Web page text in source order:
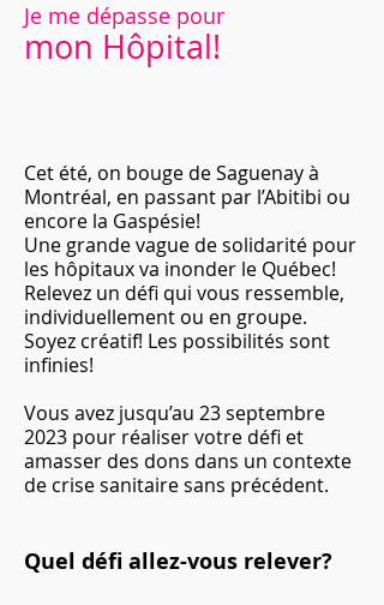
Je me dépasse pour
Cet été, on bouge de Saguenay à
Montréal, en passant par l’Abitibi ou
encore la Gaspésie!
Une grande vague de solidarité pour
les hôpitaux va inonder le Québec!
Relevez un défi qui vous ressemble,
individuellement ou en groupe.
Soyez créatif! Les possibilités sont
infinies!
Vous avez jusqu’au 23septembre
2023 pour réaliser votre défi et
amasser des dons dans un contexte
de crise sanitaire sans précédent.
Quel défi allez-vous relever?
mon Hôpital!